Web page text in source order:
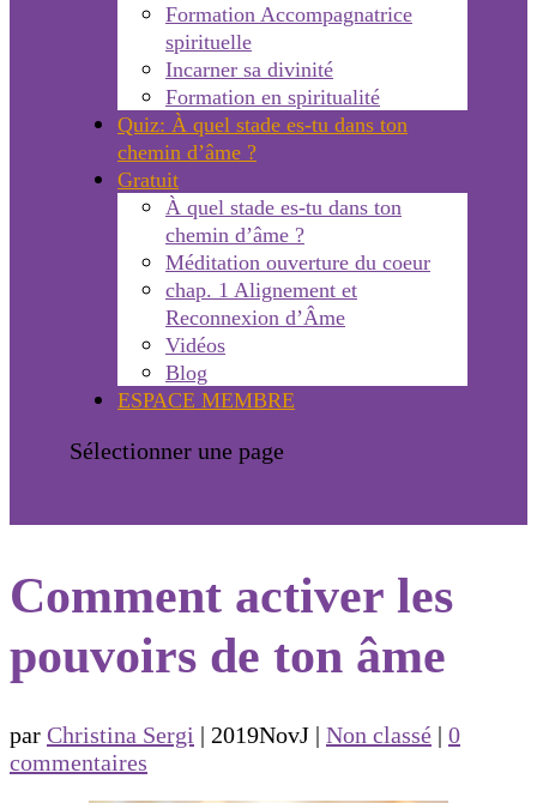
Formation Accompagnatrice
spirituelle
Incarner sa divinité
Formation en spiritualité
Quiz: À quel stade es-tu dans ton
chemin d’âme ?
Gratuit
À quel stade es-tu dans ton
chemin d’âme ?
Méditation ouverture du coeur
chap. 1 Alignement et
Reconnexion d’Âme
Vidéos
Blog
ESPACE MEMBRE
Sélectionner une page
Comment activer les
pouvoirs de ton âme
par Christina Sergi | 2019NovJ | Non classé | 0
commentaires